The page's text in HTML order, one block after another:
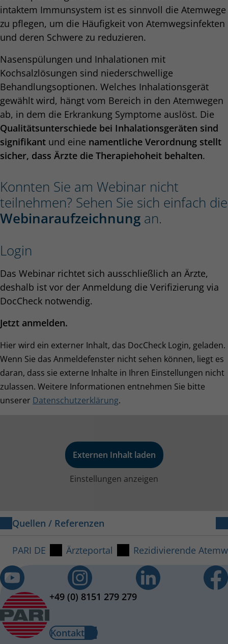
intaktem Immunsystem ist es sinnvoll die Atemwege
zu pflegen, um die Häufigkeit von Atemwegsinfekten
und deren Schwere zu reduzieren.
Nasenspülungen und Inhalationen mit
Kochsalzlösungen sind niederschwellige
Behandlungsoptionen. Welches Inhalations­gerät
gewählt wird, hängt vom Bereich in den Atemwegen
ab, in dem die Erkrankung Symptome auslöst. Die
Qualitätsunterschiede bei Inhalationsgeräten sind
signifikant und eine namentliche Verordnung stellt
sicher, dass Ärzte die Therapiehoheit behalten.
Konnten Sie am Webinar nicht
teilnehmen? Sehen Sie sich einfach die
Webinaraufzeichnung an.
Login
Das Webinar richtet sich ausschließlich an Ärzte,
deshalb ist vor der Anmeldung die Verifizierung via
DocCheck notwendig.
Jetzt anmelden.
Hier wird ein externer Inhalt, das DocCheck Login, geladen.
Wenn Sie das Anmeldefenster nicht sehen können, liegt es
daran, dass sie externe Inhalte in Ihren Einstellungen nicht
zulassen. Weitere Informationen entnehmen Sie bitte
unserer Datenschutzerklärung.
Externen Inhalt laden
Einstellungen anzeigen
Quellen / Referenzen
[1] S2k-Leitlinie: Diagnostik auf Vorliegen eines
primären Immundefekts.10/2017
[2] De Rose V et al. Airway epithelium dysfunctions in
cystic fibrosis and COPD. In: Hindawi Limited (Hrsg.):
Mediators of Inflammation. Band 2018, Nr. 1309746, 8.
April 2018.
PARI DE Ärzteportal Rezidivierende
+49 (0) 8151 279 279
Kontakt